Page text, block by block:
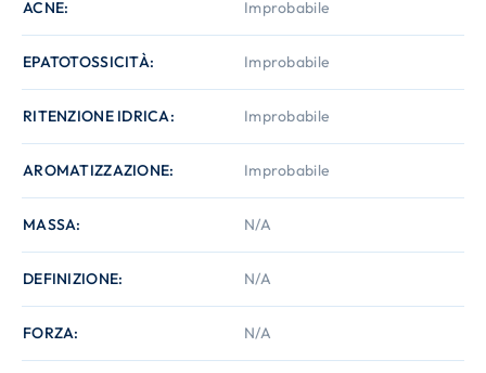
ACNE Improbabile
EPATOTOSSICITÀ Improbabile
RITENZIONE IDRICA Improbabile
AROMATIZZAZIONE Improbabile
MASSA N/A
DEFINIZIONE N/A
FORZA N/A